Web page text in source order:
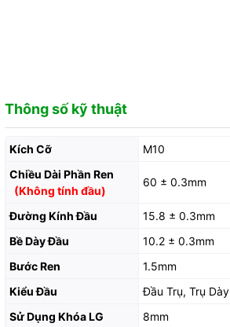
Thông số kỹ thuật
Kích Cỡ
M10
Chiều Dài Phần Ren
(Không tính đầu)
60 ± 0.3mm
Đường Kính Đầu
15.8 ± 0.3mm
Bề Dày Đầu
10.2 ± 0.3mm
Bước Ren
1.5mm
Kiểu Đầu
Đầu Trụ, Trụ Dày
Sử Dụng Khóa LG
8mm